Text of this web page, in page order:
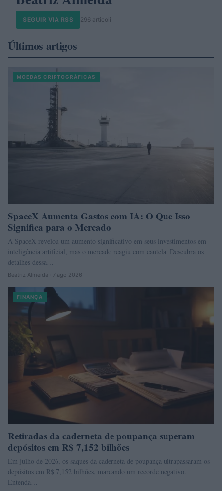
SEGUIR VIA RSS 296 articoli
Últimos artigos
MOEDAS CRIPTOGRÁFICAS
SpaceX Aumenta Gastos com IA: O Que Isso
Significa para o Mercado
A SpaceX revelou um aumento significativo em seus investimentos em
inteligência artificial, mas o mercado reagiu com cautela. Descubra os
detalhes dessa…
Beatriz Almeida · 7 ago 2026
FINANÇA
Retiradas da caderneta de poupança superam
depósitos em R$ 7,152 bilhões
Em julho de 2026, os saques da caderneta de poupança ultrapassaram os
depósitos em R$ 7,152 bilhões, marcando um recorde negativo.
Entenda…